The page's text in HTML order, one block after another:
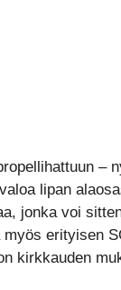
–
lipan
jonka voi
erityisen
kirkkauden